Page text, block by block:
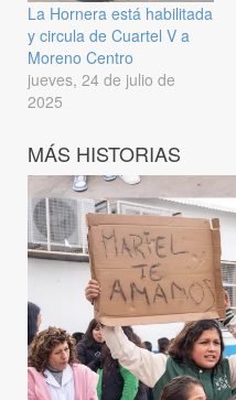
La Hornera está habilitada
y circula de Cuartel V a
Moreno Centro
jueves, 24 de julio de
2025
MÁS HISTORIAS